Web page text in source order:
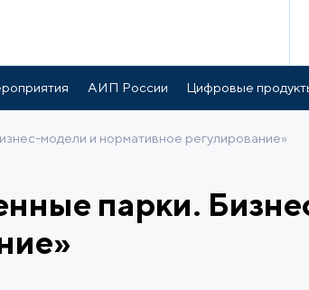
АИП России Цифровые
модели и нормативное регулирование»
парки.